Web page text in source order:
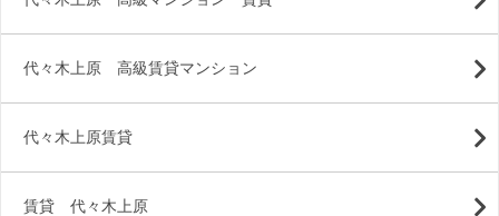
代々木上原 高級賃貸マンション
代々木上原賃貸
賃貸 代々木上原